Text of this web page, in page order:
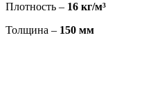
Плотность – 16 кг/м³
Толщина – 150 мм